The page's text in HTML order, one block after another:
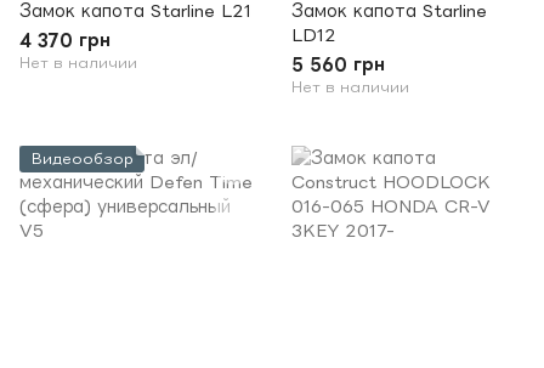
Замок капота Starline L21
4 370 грн
Нет в наличии
Замок капота Starline
LD12
5 560 грн
Нет в наличии
Видеообзор